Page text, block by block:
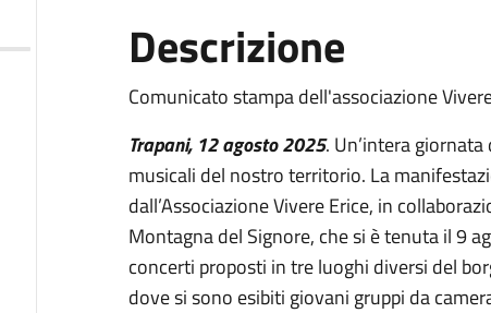
Descrizione
Comunicato stampa dell'associazione
Trapani, 12 agosto 2025. Un’intera
musicali del nostro territorio. La
dall’Associazione Vivere Erice, in
Montagna del Signore, che si è tenuta il 9
concerti proposti in tre luoghi diversi del
dove si sono esibiti giovani gruppi da